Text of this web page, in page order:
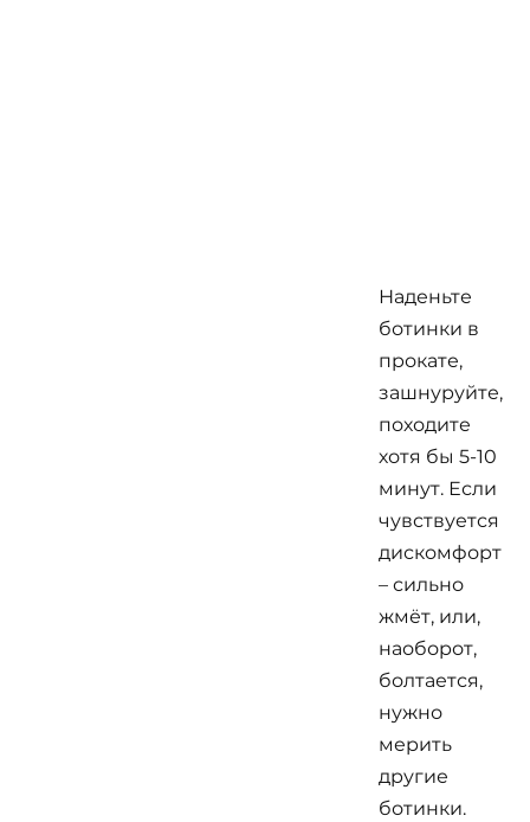
Наденьте
ботинки в
прокате,
зашнуруйте,
походите
хотя бы 5-10
минут. Если
чувствуется
дискомфорт
– сильно
жмёт, или,
наоборот,
болтается,
нужно
мерить
другие
ботинки.